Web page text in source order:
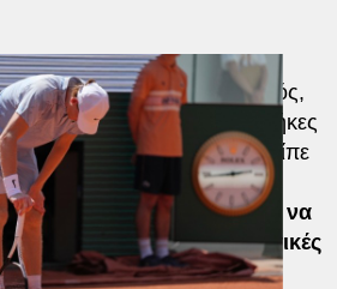
είναι τελείως διαφορετικός,
Πιστεύω ότι οι συνθήκες
μέρος του τουρνουά» είπε
«Νομίζω πως αυτή η
από το ποιος θα καταφέρει
να
όλες αυτές τις διαφορετικές